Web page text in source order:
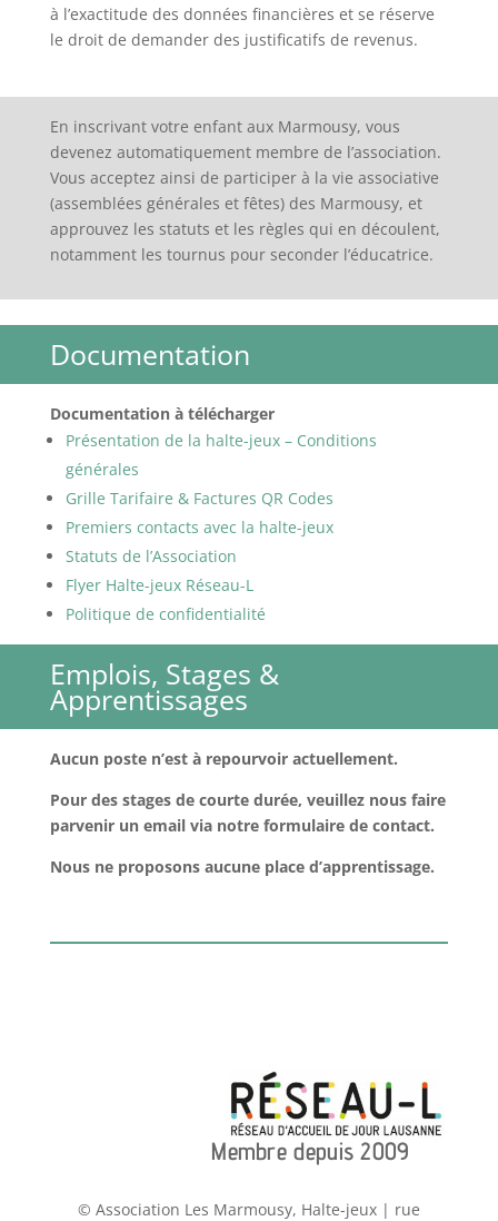
à l’exactitude des données financières et se réserve
le droit de demander des justificatifs de revenus.
En inscrivant votre enfant aux Marmousy, vous
devenez automatiquement membre de l’association.
Vous acceptez ainsi de participer à la vie associative
(assemblées générales et fêtes) des Marmousy, et
approuvez les statuts et les règles qui en découlent,
notamment les tournus pour seconder l’éducatrice.
Documentation
Documentation à télécharger
Présentation de la halte-jeux – Conditions
générales
Grille Tarifaire & Factures QR Codes
Premiers contacts avec la halte-jeux
Statuts de l’Association
Flyer Halte-jeux Réseau-L
Politique de confidentialité
Emplois, Stages &
Apprentissages
Aucun poste n’est à repourvoir actuellement.
Pour des stages de courte durée, veuillez nous faire
parvenir un email via notre formulaire de contact.
Nous ne proposons aucune place d’apprentissage.
Membre depuis 2009
© Association Les Marmousy, Halte-jeux | rue